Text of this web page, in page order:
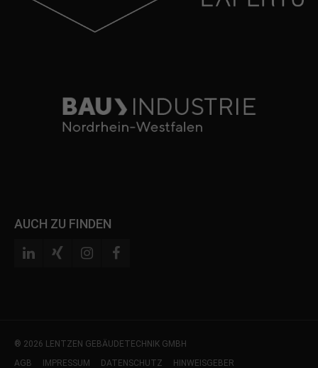
AUCH ZU FINDEN
® 2026 LENTZEN GEBÄUDETECHNIK GMBH
AGB
IMPRESSUM DATENSCHUTZ HINWEISGEBER